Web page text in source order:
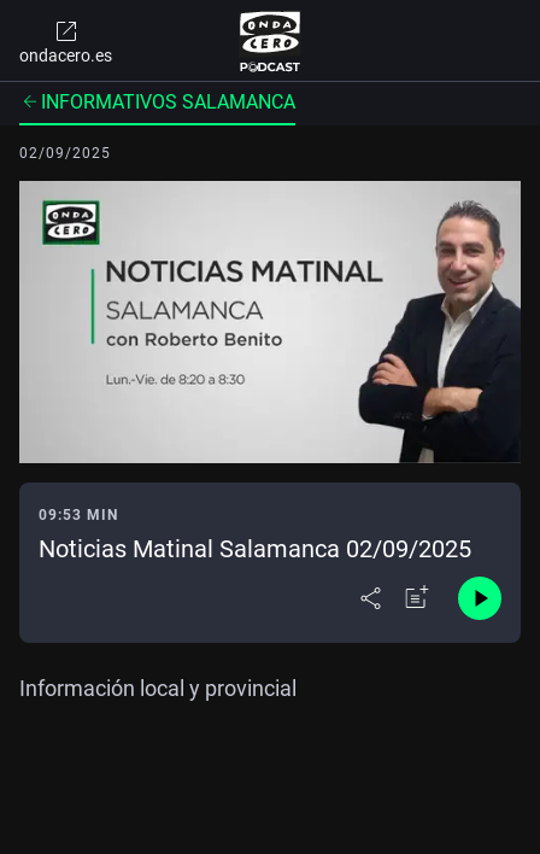
ondacero.es
INFORMATIVOS SALAMANCA
02/09/2025
09:53 MIN
Noticias Matinal Salamanca 02/09/2025
Información local y provincial